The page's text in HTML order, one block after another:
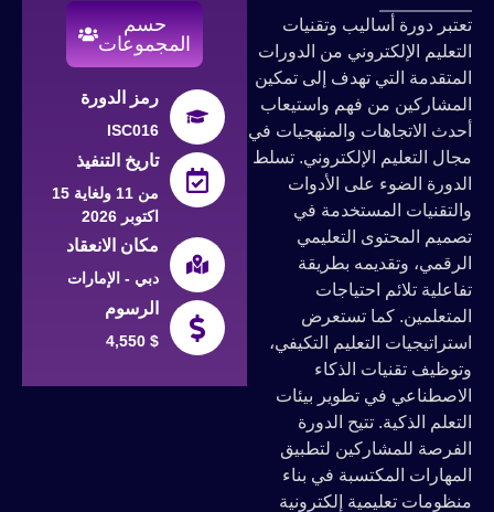
تعتبر دورة أساليب وتقنيات
التعليم الإلكتروني من الدورات
المتقدمة التي تهدف إلى تمكين
المشاركين من فهم واستيعاب
أحدث الاتجاهات والمنهجيات في
مجال التعليم الإلكتروني. تسلط
الدورة الضوء على الأدوات
والتقنيات المستخدمة في
تصميم المحتوى التعليمي
الرقمي، وتقديمه بطريقة
تفاعلية تلائم احتياجات
المتعلمين. كما تستعرض
استراتيجيات التعليم التكيفي،
وتوظيف تقنيات الذكاء
الاصطناعي في تطوير بيئات
التعلم الذكية. تتيح الدورة
الفرصة للمشاركين لتطبيق
المهارات المكتسبة في بناء
منظومات تعليمية إلكترونية
حسم
المجموعات
رمز الدورة
ISC016
تاريخ التنفيذ
من 11 ولغاية 15
اكتوبر 2026
مكان الانعقاد
دبي - الإمارات
الرسوم
4,550 $